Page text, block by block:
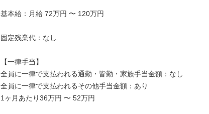
基本給：月給 72万円 〜 120万円
固定残業代：なし
【一律手当】
全員に一律で支払われる通勤・皆勤・家族手当金額：なし
全員に一律で支払われるその他手当金額：あり
1ヶ月あたり36万円 〜 52万円